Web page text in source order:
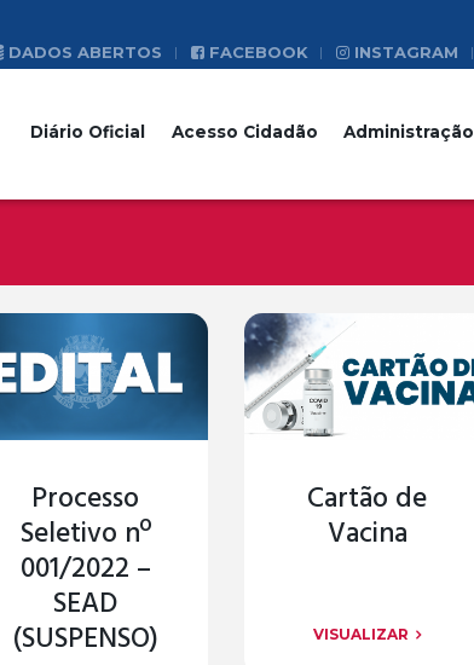
DADOS ABERTOS FACEBOOK INSTAGRAM
Diário Oficial Acesso Cidadão Administração
Processo
Seletivo nº
001/2022 –
SEAD
(SUSPENSO)
Cartão de
Vacina
VISUALIZAR